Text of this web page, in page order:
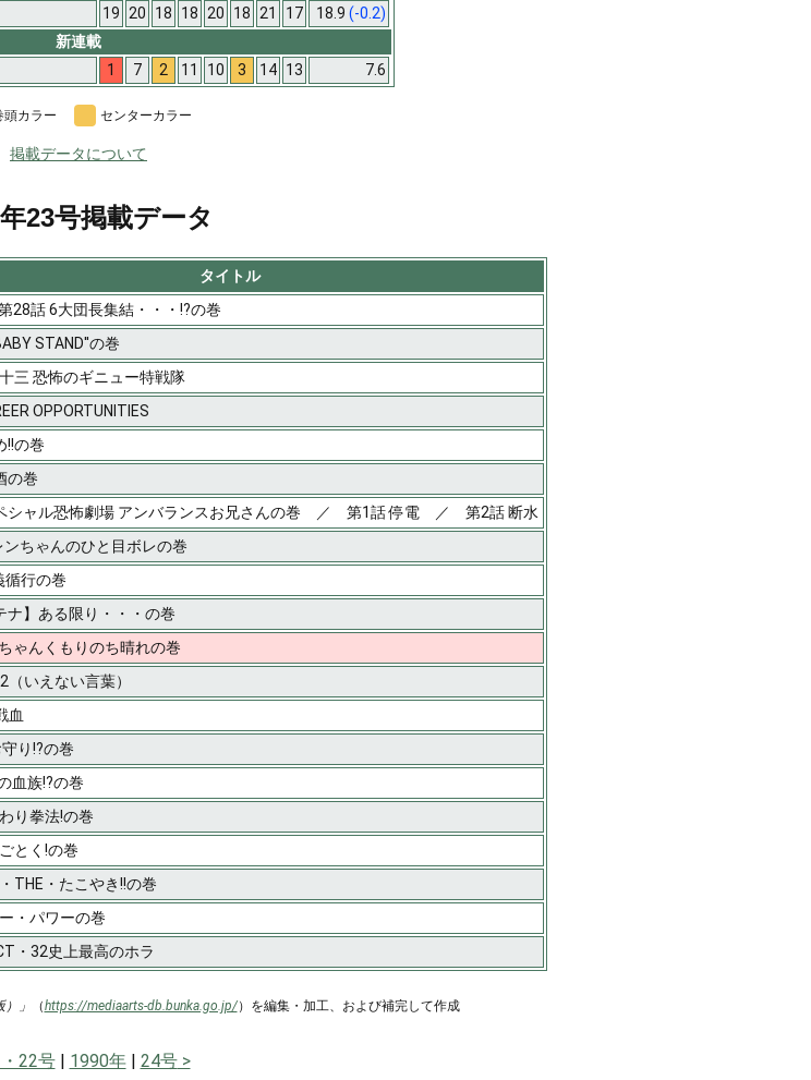
19 20 18 18 20 18 21 17 18.9 (-0.2)
新連載
1 7 2 11 10 3 14 13 7.6
頭カラー センターカラー
掲載データについて
23号掲載データ
タイトル
28話 6大団長集結・・・!?の巻
STAND''の巻
三 恐怖のギニュー特戦隊
OPPORTUNITIES
!!の巻
の巻
シャル恐怖劇場 アンバランスお兄さんの巻 ／ 第1話 停電 ／ 第2話 断水
ンちゃんのひと目ボレの巻
行の巻
ナ】ある限り・・・の巻
ゃんくもりのち晴れの巻
（いえない言葉）
血
り!?の巻
血族!?の巻
り拳法!の巻
とく!の巻
THE・たこやき!!の巻
・パワーの巻
・32史上最高のホラ
」 （https://mediaarts-db.bunka.go.jp/）を編集・加工、および補完して作成
22号 1990年 24号